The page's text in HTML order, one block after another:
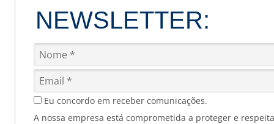
NEWSLETTER:
Eu concordo em receber comunicações.
A nossa empresa está comprometida a proteger e